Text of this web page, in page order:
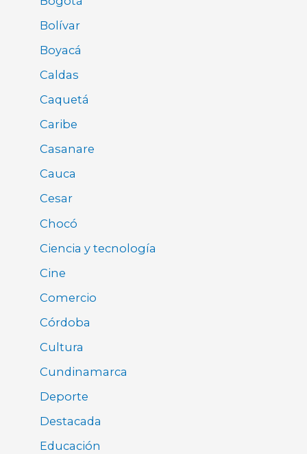
Bolívar
Boyacá
Caldas
Caquetá
Caribe
Casanare
Cauca
Cesar
Chocó
Ciencia y tecnología
Cine
Comercio
Córdoba
Cultura
Cundinamarca
Deporte
Destacada
Educación